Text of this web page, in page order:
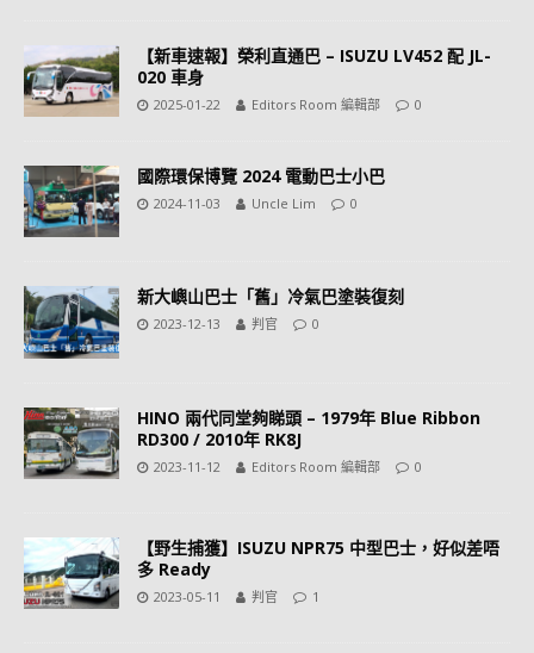
【新車速報】榮利直通巴 – ISUZU LV452 配 JL-
020 車身
2025-01-22 Editors Room 編輯部 0
國際環保博覽 2024 電動巴士小巴
2024-11-03 Uncle Lim 0
新大嶼山巴士「舊」冷氣巴塗裝復刻
2023-12-13 判官 0
HINO 兩代同堂夠睇頭 – 1979年 Blue Ribbon
RD300 / 2010年 RK8J
2023-11-12 Editors Room 編輯部 0
【野生捕獲】ISUZU NPR75 中型巴士，好似差唔
多 Ready
2023-05-11 判官 1